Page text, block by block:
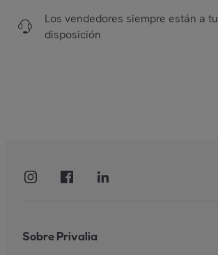
Los vendedores siempre están a tu
disposición
Sobre Privalia